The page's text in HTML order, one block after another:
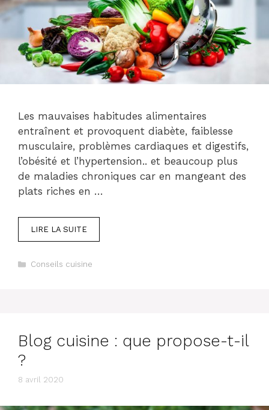
Les mauvaises habitudes alimentaires
entraînent et provoquent diabète, faiblesse
musculaire, problèmes cardiaques et digestifs,
l’obésité et l’hypertension.. et beaucoup plus
de maladies chroniques car en mangeant des
plats riches en …
LIRE LA SUITE
Catégories
Conseils cuisine
Blog cuisine : que propose-t-il
?
8 avril 2020